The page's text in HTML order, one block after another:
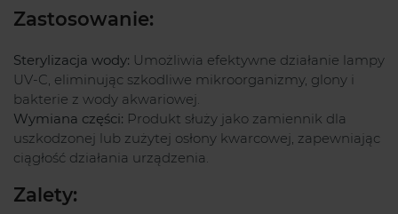
Zastosowanie:
Sterylizacja wody: Umożliwia efektywne działanie lampy
UV-C, eliminując szkodliwe mikroorganizmy, glony i
bakterie z wody akwariowej.
Wymiana części: Produkt służy jako zamiennik dla
uszkodzonej lub zużytej osłony kwarcowej, zapewniając
ciągłość działania urządzenia.
Zalety: